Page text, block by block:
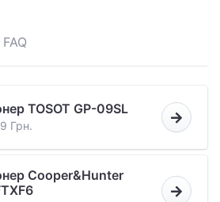
FAQ
TOSOT GP-09SL
Грн.
Cooper&Hunter